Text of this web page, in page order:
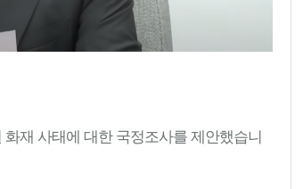
재 사태에 대한 국정조사를 제안했습니